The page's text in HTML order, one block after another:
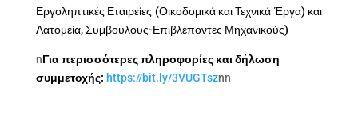
Εργοληπτικές Εταιρείες (Οικοδομικά και Τεχνικά Έργα) και
Λατομεία, Συμβούλους-Επιβλέποντες Μηχανικούς)
nΓια περισσότερες πληροφορίες και δήλωση
συμμετοχής: https://bit.ly/3VUGTsznn